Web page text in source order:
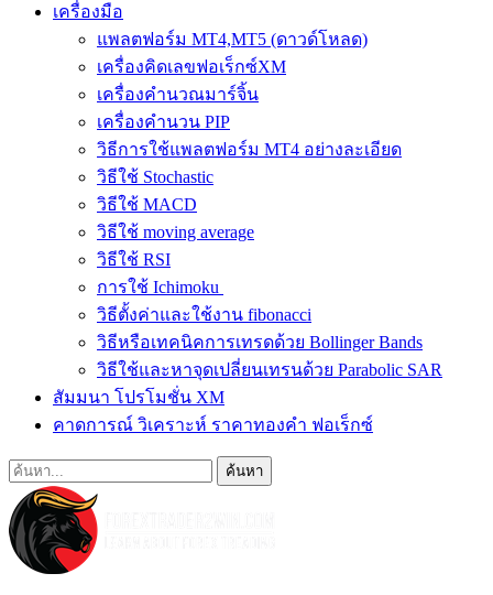
เครื่องมือ
แพลตฟอร์ม MT4,MT5 (ดาวด์โหลด)
เครื่องคิดเลขฟอเร็กซ์XM
เครื่องคำนวณมาร์จิ้น
เครื่องคำนวน PIP
วิธีการใช้แพลตฟอร์ม MT4 อย่างละเอียด
วิธีใช้ Stochastic
วิธีใช้ MACD
วิธีใช้ moving average
วิธีใช้ RSI
การใช้ Ichimoku
วิธีตั้งค่าและใช้งาน fibonacci
วิธีหรือเทคนิคการเทรดด้วย Bollinger Bands
วิธีใช้และหาจุดเปลี่ยนเทรนด้วย Parabolic SAR
สัมมนา โปรโมชั่น XM
คาดการณ์ วิเคราะห์ ราคาทองคำ ฟอเร็กซ์